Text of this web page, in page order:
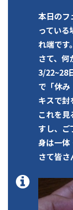
本日のフ
ってい
れ端です。
さて、
3/22~28
で「休
キスで封
これを
すし、ご
身は一体
さて皆